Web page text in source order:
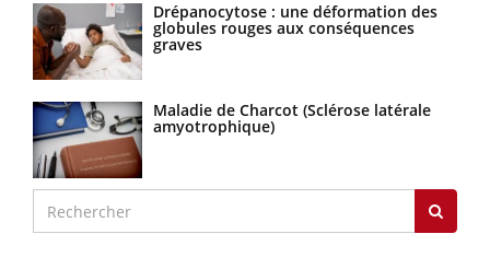
Drépanocytose : une déformation des
globules rouges aux conséquences
graves
Maladie de Charcot (Sclérose latérale
amyotrophique)